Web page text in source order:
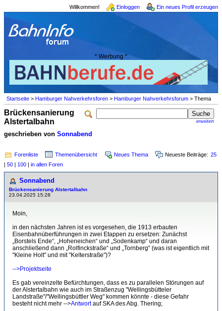
Willkommen! Einloggen Ein neues Profil erzeugen
* Werbung *
Startseite > Hamburger Nahverkehrsforen > Hamburger Nahverkehrsforum > Thema
erweitert
Brückensanierung
Alstertalbahn
geschrieben von Sonnabend
Forenliste Themenübersicht Neues Thema Neueste Beiträge: 25
| 50 | 100 | in allen Foren
Sonnabend
Brückensanierung Alstertalbahn
23.04.2025 15:28
Moin,
in den nächsten Jahren ist es vorgesehen, die 1913 erbauten
Eisenbahnüberführungen in zwei Etappen zu ersetzen: Zunächst
„Borstels Ende“, „Hoheneichen“ und „Sodenkamp“ und daran
anschließend dann „Rolfinckstraße“ und „Tornberg“ (was ist eigentlich mit
"Kleine Holt" und mit "Kelterstraße")?
-->Projektseite
Es gab vereinzelte Befürchtungen, dass es zu parallelen Störungen auf
der Alstertalbahn wie auch im Straßenzug "Wellingsbütteler
Landstraße"/"Wellingsbüttler Weg" kommen könnte - diese Gefahr
besteht nicht mehr -->Antwortauf SKA des Abg. Thering;